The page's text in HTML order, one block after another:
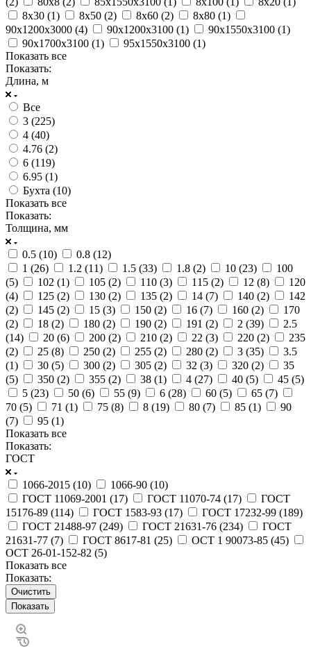
8х30 (1) 8х50 (2) 8х60 (2) 8х80 (1)
90х1200х3000 (4) 90х1200х3100 (1) 90х1550х3100 (1)
90х1700х3100 (1) 95х1550х3100 (1)
Показать все
Показать:
Длина, м
Все
3 (225)
4 (40)
4.76 (2)
6 (119)
6.95 (1)
Бухта (10)
Показать все
Показать:
Толщина, мм
0.5 (10) 0.8 (12)
1 (26) 1.2 (11) 1.5 (33) 1.8 (2) 10 (23)
100
(5) 102 (1) 105 (2) 110 (3) 115 (2) 12 (8)
120
(4) 125 (2) 130 (2) 135 (2) 14 (7) 140 (2)
142
(2) 145 (2) 15 (3) 150 (2) 16 (7) 160 (2)
170
(2) 18 (2) 180 (2) 190 (2) 191 (2) 2 (39)
2.5
(14) 20 (6) 200 (2) 210 (2) 22 (3) 220 (2)
235
(2) 25 (8) 250 (2) 255 (2) 280 (2) 3 (35)
3.5
(1) 30 (5) 300 (2) 305 (2) 32 (3) 320 (2)
35
(5) 350 (2) 355 (2) 38 (1) 4 (27) 40 (5) 45 (5)
5 (23) 50 (6) 55 (9) 6 (28) 60 (5) 65 (7)
70 (5) 71 (1) 75 (8) 8 (19) 80 (7) 85 (1)
90
(7) 95 (1)
Показать все
Показать:
ГОСТ
1066-2015 (10) 1066-90 (10)
ГОСТ 11069-2001 (17) ГОСТ 11070-74 (17)
ГОСТ
15176-89 (114) ГОСТ 1583-93 (17) ГОСТ 17232-99 (189)
ГОСТ 21488-97 (249) ГОСТ 21631-76 (234)
ГОСТ
21631-77 (7) ГОСТ 8617-81 (25) ОСТ 1 90073-85 (45)
ОСТ 26-01-152-82 (5)
Показать все
Показать:
Очистить